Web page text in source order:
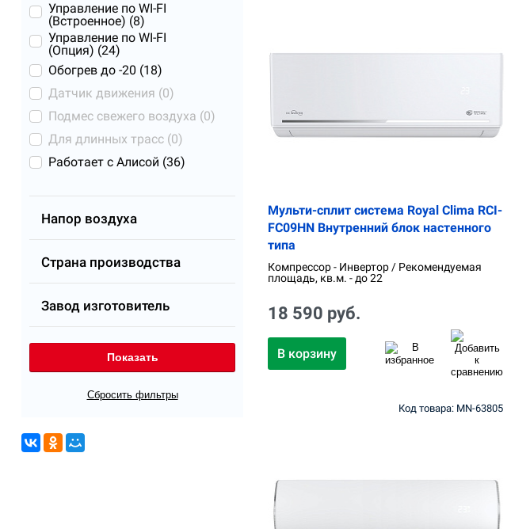
Управление по WI-FI
(Встроенное) (8)
Управление по WI-FI
(Опция) (24)
Обогрев до -20 (18)
Датчик движения (0)
Подмес свежего воздуха (0)
Для длинных трасс (0)
Работает с Алисой (36)
Напор воздуха
Страна производства
Завод изготовитель
Мульти-сплит система Royal Clima RCI-
FС09HN Внутренний блок настенного
типа
Компрессор - Инвертор / Рекомендуемая
площадь, кв.м. - до 22
18 590 руб.
В корзину
Код товара: MN-63805